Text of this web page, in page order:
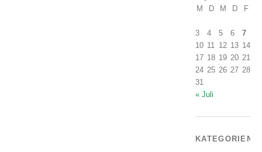
M D M D F
3
4 5 6 7
10 11 12 13 14
17 18 19 20 21
24 25 26 27 28
31
« Juli
KATEGORIEN